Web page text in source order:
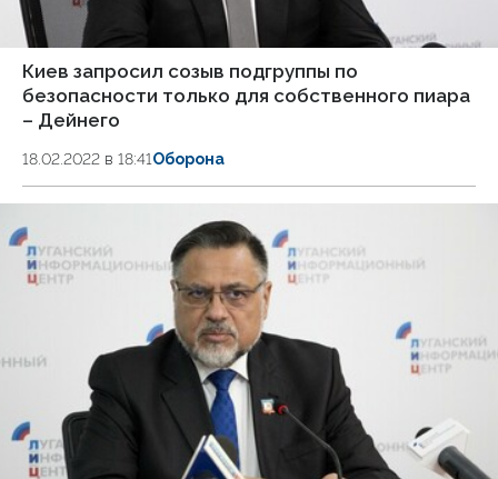
Киев запросил созыв подгруппы по
безопасности только для собственного пиара
– Дейнего
18.02.2022 в 18:41Оборона